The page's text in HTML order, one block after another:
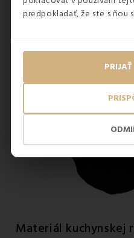
predpokladať, že ste s ňou
Materiál kuchynskej